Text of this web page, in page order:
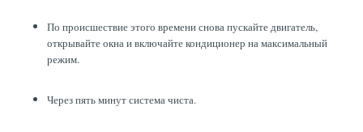
По происшествие этого времени снова пускайте двигатель,
открывайте окна и включайте кондиционер на максимальный
режим.
Через пять минут система чиста.